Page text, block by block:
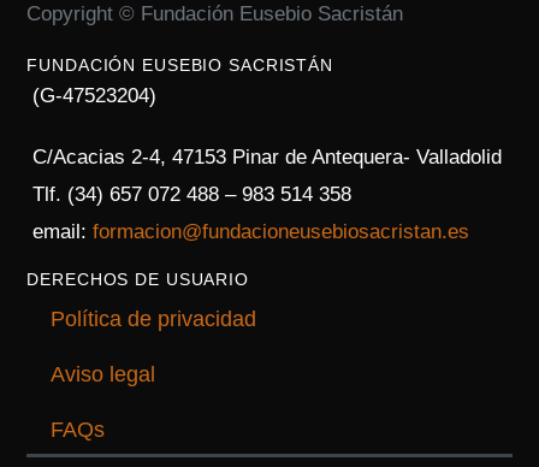
Copyright © Fundación Eusebio Sacristán
FUNDACIÓN EUSEBIO SACRISTÁN
(G-47523204)
C/Acacias 2-4, 47153 Pinar de Antequera- Valladolid
Tlf. (34) 657 072 488 – 983 514 358
email:formacion@fundacioneusebiosacristan.es
DERECHOS DE USUARIO
Política de privacidad
Aviso legal
FAQs